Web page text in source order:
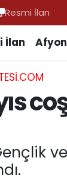
Resmi İlan
İlan